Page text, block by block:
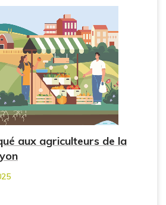
aux agriculteurs de la